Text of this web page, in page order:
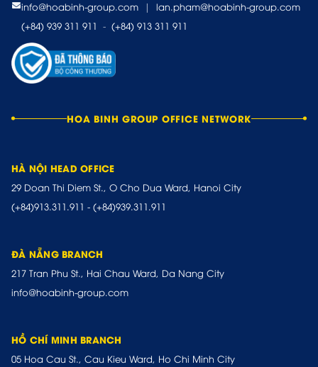
info@hoabinh-group.com
|
lan.pham@hoabinh-group.com
(+84) 939 311 911 - (+84) 913 311 911
HOA BINH GROUP OFFICE NETWORK
HÀ NỘI HEAD OFFICE
29 Doan Thi Diem St., O Cho Dua Ward, Hanoi City
(+84)913.311.911 - (+84)939.311.911
ĐÀ NẴNG BRANCH
217 Tran Phu St., Hai Chau Ward, Da Nang City
info@hoabinh-group.com
HỒ CHÍ MINH BRANCH
05 Hoa Cau St., Cau Kieu Ward, Ho Chi Minh City